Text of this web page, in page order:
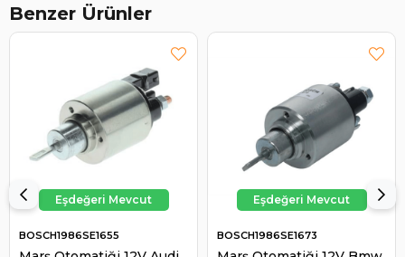
Benzer Ürünler
BOSCH1986SE1655 BOSCH1986SE1673